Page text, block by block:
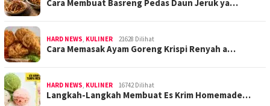
Cara Membuat Basreng Pedas Daun Jeruk ya…
HARD NEWS KULINER 21628 Dilihat
Cara Memasak Ayam Goreng Krispi Renyah a…
HARD NEWS KULINER 16742 Dilihat
Langkah-Langkah Membuat Es Krim Homemade…